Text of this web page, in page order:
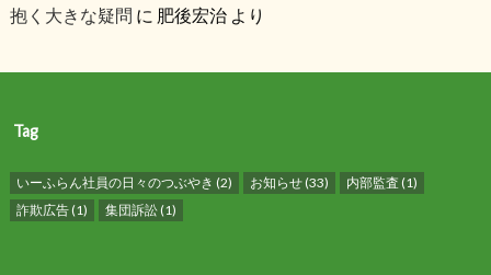
抱く大きな疑問 に 肥後宏治より
Tag
いーふらん社員の日々のつぶやき (2) お知らせ(33) 内部監査 (1)
詐欺広告(1) 集団訴訟(1)